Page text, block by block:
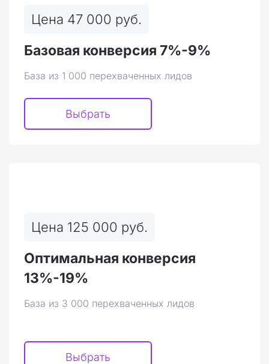
Базовая конверсия 7%-9%
Цена 47 000 руб.
База из 1 000 перехваченных лидов
Выбрать
Оптимальная конверсия
13%-19%
Цена 125 000 руб.
База из 3 000 перехваченных лидов
Выбрать